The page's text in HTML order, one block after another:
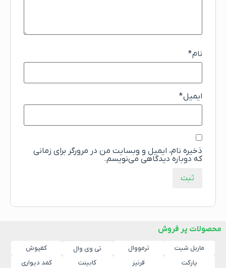
نام*
ایمیل*
ذخیره نام، ایمیل و وبسایت من در مرورگر برای زمانی
که دوباره دیدگاهی می‌نویسم.
محصولات پر فروش
ماربل شیت ترمووال تی وی وال
کفپوش
پارکت
قرنیز کابینت کمد دیواری